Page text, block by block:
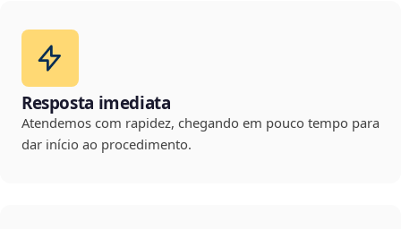
Resposta imediata
Atendemos com rapidez, chegando em pouco tempo para
dar início ao procedimento.